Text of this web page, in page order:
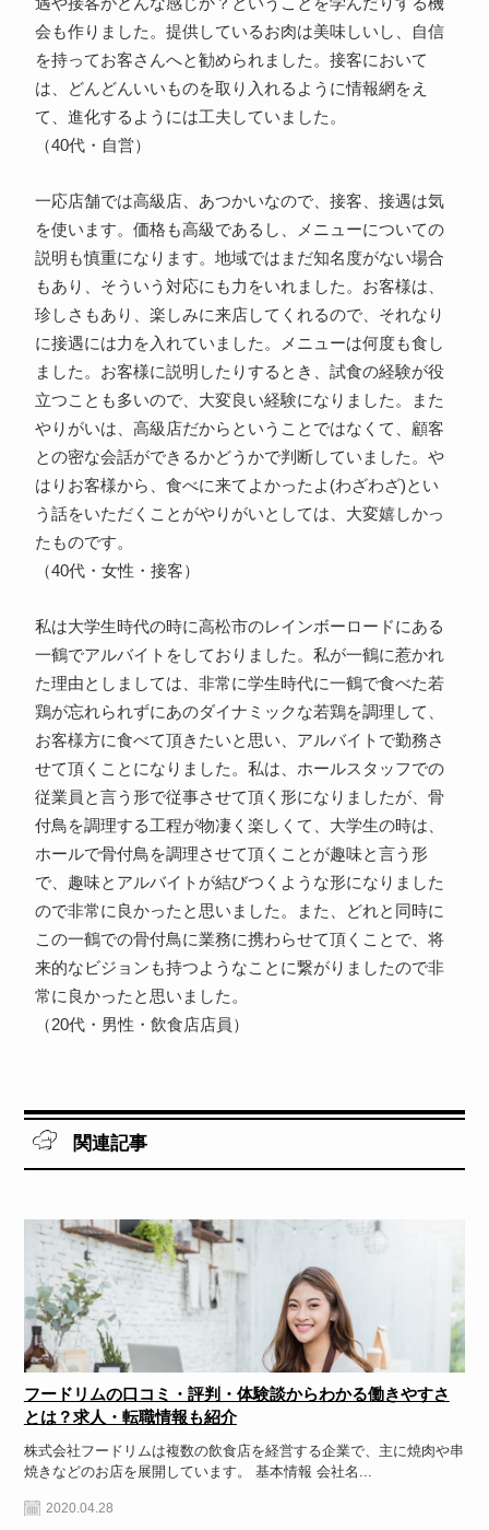
会も作りました。提供しているお肉は美味しいし、自信
を持ってお客さんへと勧められました。接客において
は、どんどんいいものを取り入れるように情報網をえ
て、進化するようには工夫していました。
（40代・自営）
一応店舗では高級店、あつかいなので、接客、接遇は気
を使います。価格も高級であるし、メニューについての
説明も慎重になります。地域ではまだ知名度がない場合
もあり、そういう対応にも力をいれました。お客様は、
珍しさもあり、楽しみに来店してくれるので、それなり
に接遇には力を入れていました。メニューは何度も食し
ました。お客様に説明したりするとき、試食の経験が役
立つことも多いので、大変良い経験になりました。また
やりがいは、高級店だからということではなくて、顧客
との密な会話ができるかどうかで判断していました。や
はりお客様から、食べに来てよかったよ(わざわざ)とい
う話をいただくことがやりがいとしては、大変嬉しかっ
たものです。
（40代・女性・接客）
私は大学生時代の時に高松市のレインボーロードにある
一鶴でアルバイトをしておりました。私が一鶴に惹かれ
た理由としましては、非常に学生時代に一鶴で食べた若
鶏が忘れられずにあのダイナミックな若鶏を調理して、
お客様方に食べて頂きたいと思い、アルバイトで勤務さ
せて頂くことになりました。私は、ホールスタッフでの
従業員と言う形で従事させて頂く形になりましたが、骨
付鳥を調理する工程が物凄く楽しくて、大学生の時は、
ホールで骨付鳥を調理させて頂くことが趣味と言う形
で、趣味とアルバイトが結びつくような形になりました
ので非常に良かったと思いました。また、どれと同時に
この一鶴での骨付鳥に業務に携わらせて頂くことで、将
来的なビジョンも持つようなことに繋がりましたので非
常に良かったと思いました。
（20代・男性・飲食店店員）
関連記事
フードリムの口コミ・評判・体験談からわかる働きやすさ
とは？求人・転職情報も紹介
株式会社フードリムは複数の飲食店を経営する企業で、主に焼肉や串
焼きなどのお店を展開しています。 基本情報 会社名...
2020.04.28